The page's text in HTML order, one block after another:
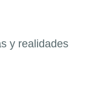
y realidades